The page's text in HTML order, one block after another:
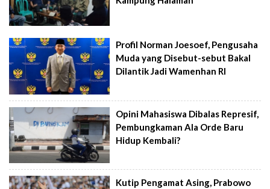
Profil Norman Joesoef, Pengusaha
Muda yang Disebut-sebut Bakal
Dilantik Jadi Wamenhan RI
Opini Mahasiswa Dibalas Represif,
Pembungkaman Ala Orde Baru
Hidup Kembali?
Kutip Pengamat Asing, Prabowo